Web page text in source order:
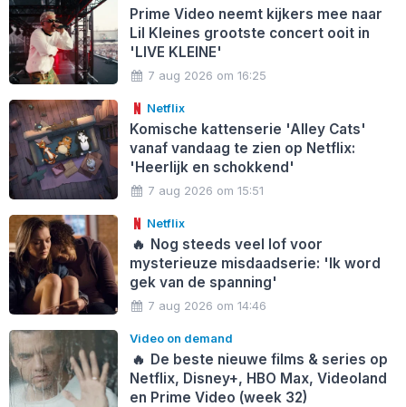
Prime Video neemt kijkers mee naar
Lil Kleines grootste concert ooit in
'LIVE KLEINE'
7 aug 2026 om 16:25
Netflix
Komische kattenserie 'Alley Cats'
vanaf vandaag te zien op Netflix:
'Heerlijk en schokkend'
7 aug 2026 om 15:51
Netflix
🔥 Nog steeds veel lof voor
mysterieuze misdaadserie: 'Ik word
gek van de spanning'
7 aug 2026 om 14:46
Video on demand
🔥 De beste nieuwe films & series op
Netflix, Disney+, HBO Max, Videoland
en Prime Video (week 32)